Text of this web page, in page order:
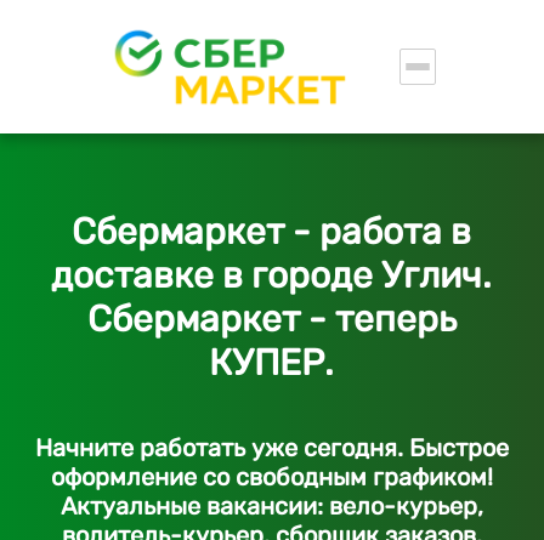
Сбермаркет - работа в
доставке в городе Углич.
Сбермаркет - теперь
КУПЕР.
Начните работать уже сегодня. Быстрое
оформление со свободным графиком!
Актуальные вакансии: вело-курьер,